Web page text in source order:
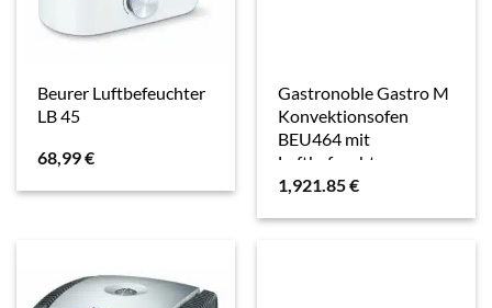
Beurer Luftbefeuchter
LB 45
68,99€
Gastronoble Gastro M
Konvektionsofen
BEU464 mit
Luftbefeuchter
1,921.85€